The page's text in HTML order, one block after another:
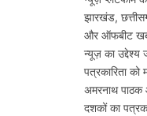
झारखंड,
और ऑफबीट
न्यूज़ का उद्देश्य
पत्रकारिता
अमरनाथ पाठक
दशकों का